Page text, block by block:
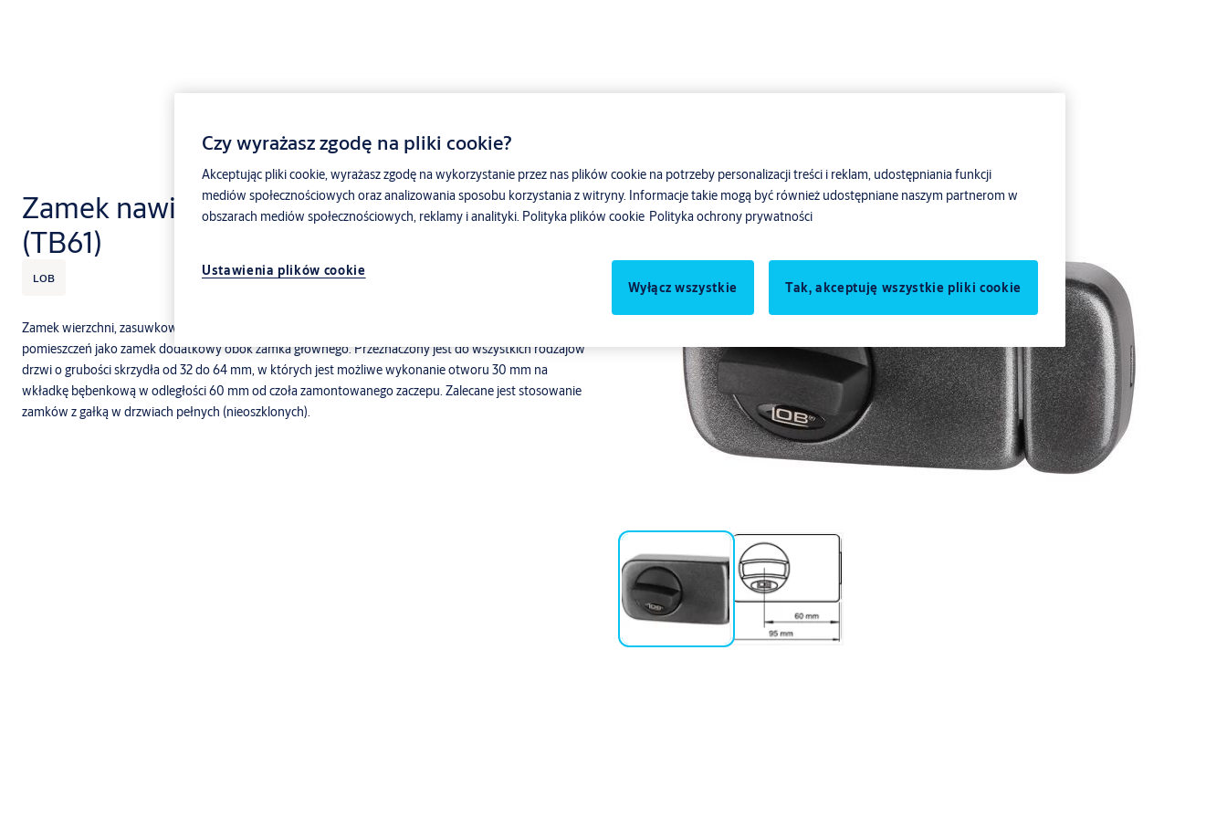
Zamek nawierzchniowy 60mm LOB
(TB61)
LOB
Zamek wierzchni, zasuwkowy, jednobębenkowy TB61 przeznaczony jest do zabezpieczania
pomieszczeń jako zamek dodatkowy obok zamka głównego. Przeznaczony jest do wszystkich rodzajów
drzwi o grubości skrzydła od 32 do 64 mm, w których jest możliwe wykonanie otworu 30 mm na
wkładkę bębenkową w odległości 60 mm od czoła zamontowanego zaczepu. Zalecane jest stosowanie
zamków z gałką w drzwiach pełnych (nieoszklonych).
Czy wyrażasz zgodę na pliki cookie?
Akceptując pliki cookie, wyrażasz zgodę na wykorzystanie przez nas plików cookie na potrzeby personalizacji treści i reklam, udostępniania funkcji
mediów społecznościowych oraz analizowania sposobu korzystania z witryny. Informacje takie mogą być również udostępniane naszym partnerom w
obszarach mediów społecznościowych, reklamy i analityki. Polityka plików cookie Polityka ochrony prywatności
Ustawienia plików cookie
Wyłącz wszystkie
Tak, akceptuję wszystkie pliki cookie